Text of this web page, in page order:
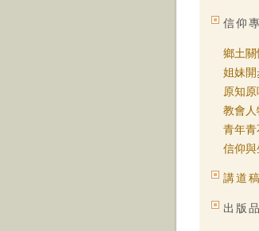
信仰
鄉土關
姐妹開
原知
教會人
青年青
信仰與
講道稿
出版